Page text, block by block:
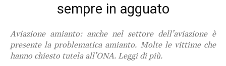
sempre in agguato
Aviazione amianto: anche nel settore dell’aviazione è
presente la problematica amianto. Molte le vittime che
hanno chiesto tutela all’ONA. Leggi di più.